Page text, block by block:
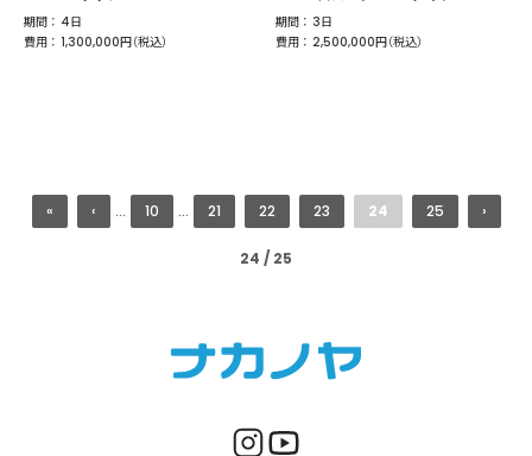
期間 ： 4日
費用 ： 1,300,000円（税込）
期間 ： 3日
費用 ： 2,500,000円（税込）
24 / 25
« ‹ ... 10 ... 21 22 23 24 25 ›